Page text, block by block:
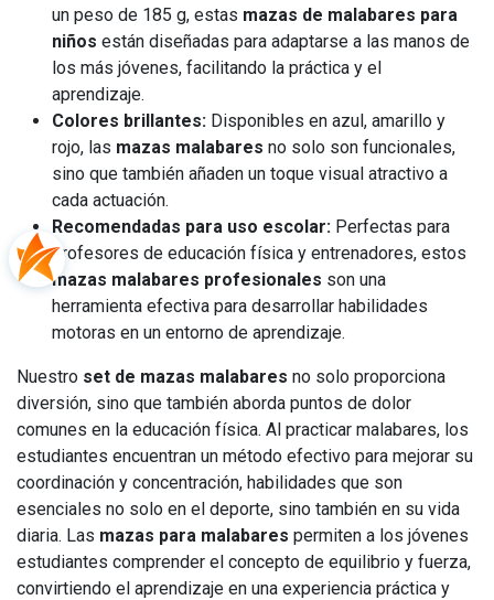
un peso de 185 g, estas mazas de malabares para
niños están diseñadas para adaptarse a las manos de
los más jóvenes, facilitando la práctica y el
aprendizaje.
Colores brillantes: Disponibles en azul, amarillo y
rojo, las mazas malabares no solo son funcionales,
sino que también añaden un toque visual atractivo a
cada actuación.
Recomendadas para uso escolar: Perfectas para
profesores de educación física y entrenadores, estos
mazas malabares profesionales son una
herramienta efectiva para desarrollar habilidades
motoras en un entorno de aprendizaje.
Nuestro set de mazas malabares no solo proporciona
diversión, sino que también aborda puntos de dolor
comunes en la educación física. Al practicar malabares, los
estudiantes encuentran un método efectivo para mejorar su
coordinación y concentración, habilidades que son
esenciales no solo en el deporte, sino también en su vida
diaria. Las mazas para malabares permiten a los jóvenes
estudiantes comprender el concepto de equilibrio y fuerza,
convirtiendo el aprendizaje en una experiencia práctica y